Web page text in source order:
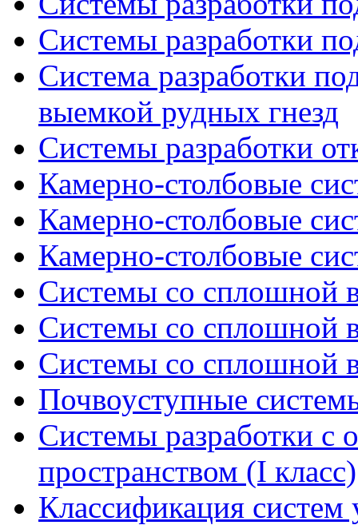
Системы разработки
Система разработки
выемкой рудных гнезд
Системы разработки
Камерно-столбовые
Камерно-столбовые
Камерно-столбовые
Системы со сплошной
Системы со сплошной
Системы со сплошной
Почвоуступные
Системы разработки с
пространством (I класс)
Классификация